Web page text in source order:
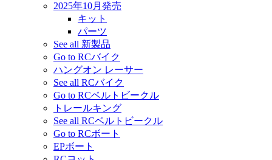
2025年10月発売
キット
パーツ
See all 新製品
Go to RCバイク
ハングオン レーサー
See all RCバイク
Go to RCベルトビークル
トレールキング
See all RCベルトビークル
Go to RCボート
EPボート